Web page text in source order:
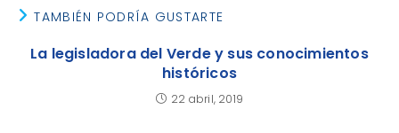
TAMBIÉN PODRÍA GUSTARTE
La legisladora del Verde y sus conocimientos
históricos
22 abril, 2019